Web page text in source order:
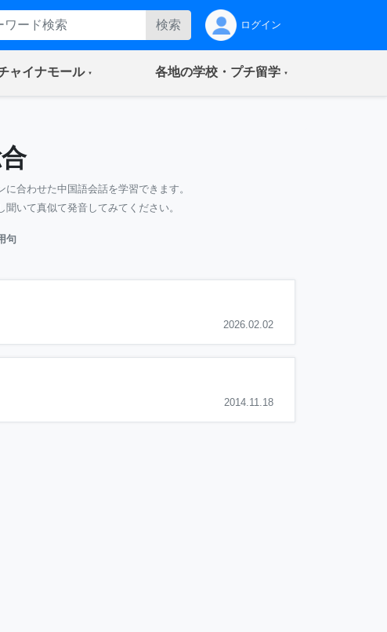
検索 ログイン
ャイナモール(current) 各地の学校・プチ留学(current)
合わせた中国語会話を学習できます。
いて真似て発音してみてください。
句
2026.02.02
2014.11.18